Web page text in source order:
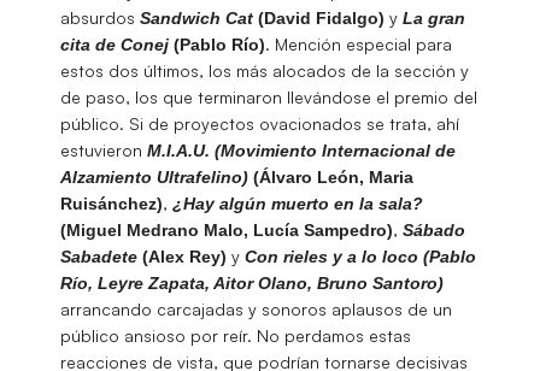
absurdos Sandwich Cat (David Fidalgo) y La gran
cita de Conej (Pablo Río). Mención especial para
estos dos últimos, los más alocados de la sección y
de paso, los que terminaron llevándose el premio del
público. Si de proyectos ovacionados se trata, ahí
estuvieron M.I.A.U. (Movimiento Internacional de
Alzamiento Ultrafelino) (Álvaro León, Maria
Ruisánchez), ¿Hay algún muerto en la sala?
(Miguel Medrano Malo, Lucía Sampedro), Sábado
Sabadete (Alex Rey) y Con rieles y a lo loco (Pablo
Río, Leyre Zapata, Aitor Olano, Bruno Santoro)
arrancando carcajadas y sonoros aplausos de un
público ansioso por reír. No perdamos estas
reacciones de vista, que podrían tornarse decisivas